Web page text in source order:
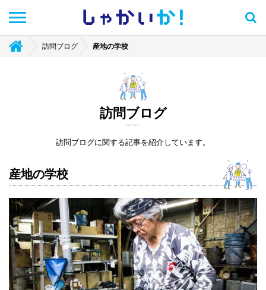
しゃかい か！
訪問ブログ 産地の学校
訪問ブログ
訪問ブログに関する記事を紹介しています。
産地の学校